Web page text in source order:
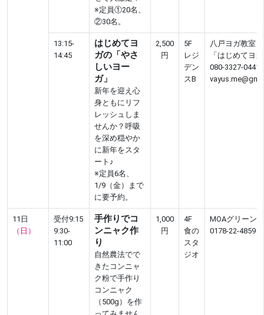
※定員①20名、
②30名。
13:15-
14:45
はじめてヨ
ガの「やさ
しいヨー
ガ」
新年を迎え心
身ともにリフ
レッシュしま
せんか？呼吸
を深め穏やか
に新年をスタ
ート♪
※定員6名、
1/9（金）まで
に要予約。
2,500
円
5F
レジ
デン
スB
八戸ヨガ教室
「はじめてヨ
080-3327-0441
11日
（日）
受付9:15
9:30-
11:00
手作りでコ
ンニャク作
り
自然農法でで
きたコンニャ
ク粉で手作り
コンニャク
（500g）を作
1,000
円
4F
食の
スタ
ジオ
MOAグリーン
0178-22-4859